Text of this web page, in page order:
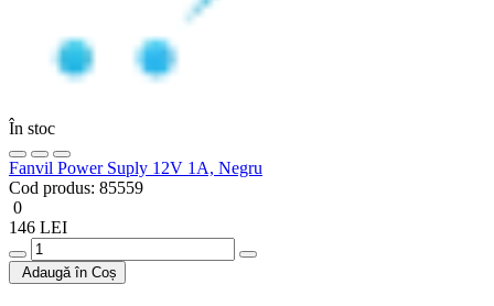
În stoc
Fanvil Power Suply 12V 1A, Negru
Cod produs: 85559
0
146 LEI
Adaugă în Coș